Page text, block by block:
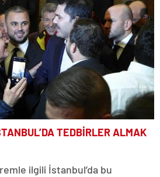
TEDBİRLER ALMAK
ilgili İstanbul’da bu